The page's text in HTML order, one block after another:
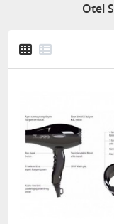
Otel